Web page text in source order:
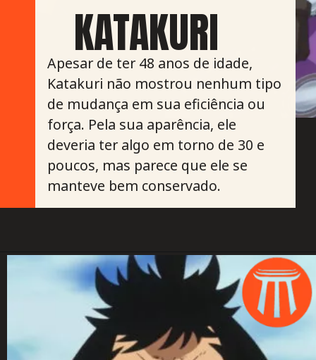
KATAKURI
Apesar de ter 48 anos de idade,
Katakuri não mostrou nenhum tipo
de mudança em sua eficiência ou
força. Pela sua aparência, ele
deveria ter algo em torno de 30 e
poucos, mas parece que ele se
manteve bem conservado.